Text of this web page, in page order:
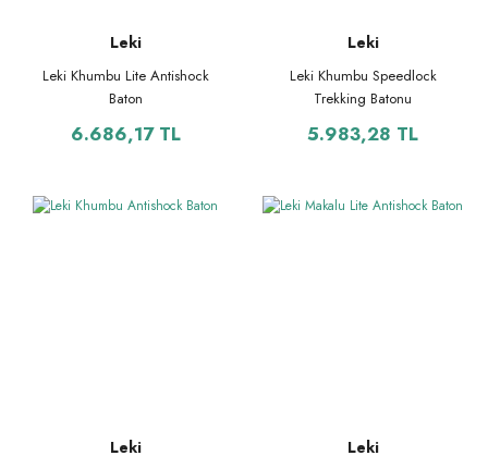
Leki
Leki Khumbu Lite Antishock
Baton
6.686,17 TL
Leki
Leki Khumbu Speedlock
Trekking Batonu
5.983,28 TL
Leki Leki